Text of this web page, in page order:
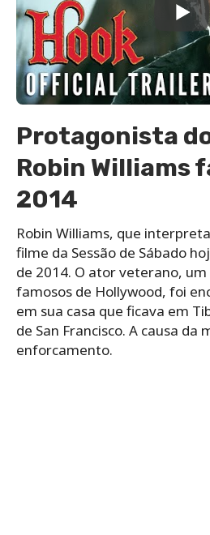
Protagonista
Robin Williams
2014
Robin Williams, que
filme da Sessão de Sábado
de 2014. O ator veterano,
famosos de Hollywood, foi
em sua casa que ficava em
de San Francisco. A causa
enforcamento.